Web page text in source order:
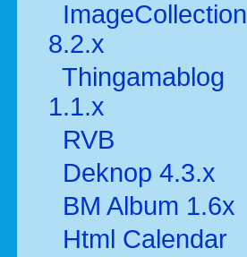
ImageCollection
8.2.x
Thingamablog
1.1.x
RVB
Deknop 4.3.x
BM Album 1.6x
Html Calendar